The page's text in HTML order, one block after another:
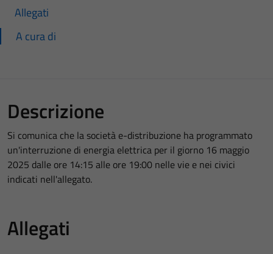
Allegati
A cura di
Descrizione
Si comunica che la società e-distribuzione ha programmato
un'interruzione di energia elettrica per il giorno 16 maggio
2025 dalle ore 14:15 alle ore 19:00 nelle vie e nei civici
indicati nell'allegato.
Allegati